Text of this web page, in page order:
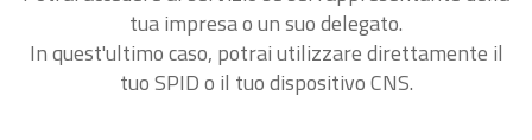
tua impresa o un suo delegato.
In quest'ultimo caso, potrai utilizzare direttamente il
tuo SPID o il tuo dispositivo CNS.